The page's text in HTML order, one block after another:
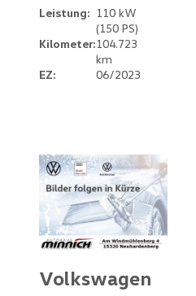
Leistung: 110 kW
(150 PS)
Kilometer:104.723
km
EZ:
06/2023
Volkswagen